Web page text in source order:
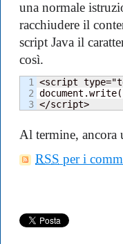
una normale
racchiudere il
script Java il
così.
1
2
<script
</script>
Al termine, ancora
RSS per i